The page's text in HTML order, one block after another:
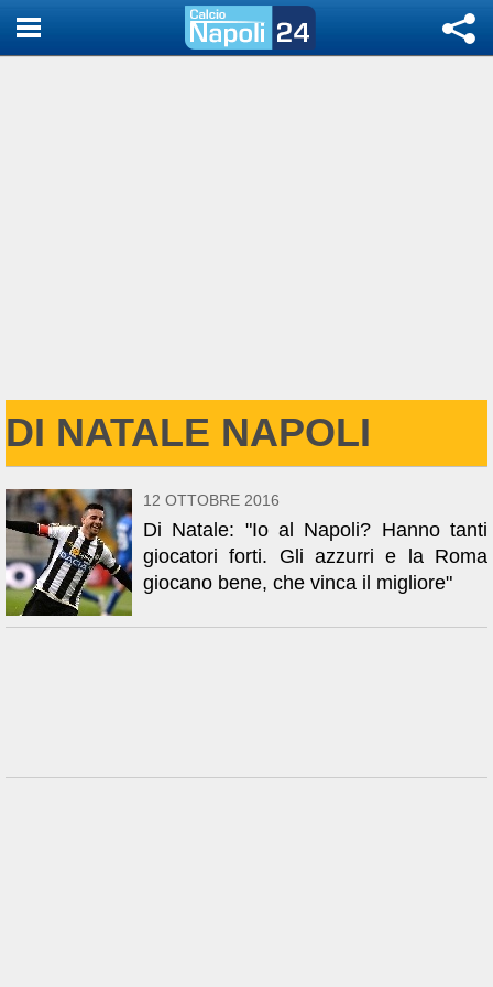
DI NATALE NAPOLI
12 OTTOBRE 2016
Di Natale: "Io al Napoli? Hanno tanti
giocatori forti. Gli azzurri e la Roma
giocano bene, che vinca il migliore"